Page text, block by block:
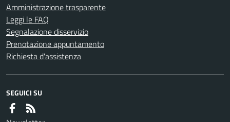
Amministrazione trasparente
Leggi le FAQ
Segnalazione disservizio
Prenotazione appuntamento
Richiesta d'assistenza
SEGUICI SU